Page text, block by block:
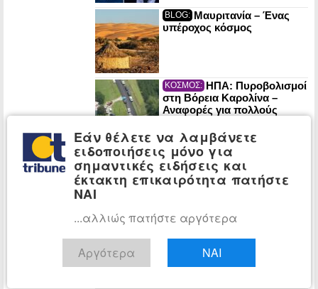
BLOG: Μαυριτανία – Ένας
υπέροχος κόσμος
ΚΟΣΜΟΣ: ΗΠΑ: Πυροβολισμοί
στη Βόρεια Καρολίνα –
Αναφορές για πολλούς
ΠΟΛΙΤΙΚΗ:
Παρανάλωμα του
πυρός 306.000 στρέμματα
και ο Μητσοτάκης δηλώνει:
ΚΟΣΜΟΣ:
Η Ρωσία έπληξε
τρία ακόμη εμπορικά πλοία
στη Μαύρη Θάλασσα
Εάν θέλετε να λαμβάνετε
ειδοποιήσεις μόνο για
σημαντικές ειδήσεις και
έκτακτη επικαιρότητα πατήστε
ΝΑΙ
...αλλιώς πατήστε αργότερα
Αργότερα ΝΑΙ